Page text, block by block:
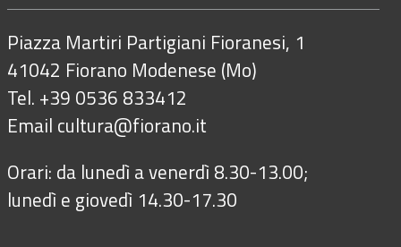
Piazza Martiri Partigiani Fioranesi, 1
41042 Fiorano Modenese (Mo)
Tel. +39 0536 833412
Email cultura@fiorano.it
Orari: da lunedì a venerdì 8.30-13.00;
lunedì e giovedì 14.30-17.30